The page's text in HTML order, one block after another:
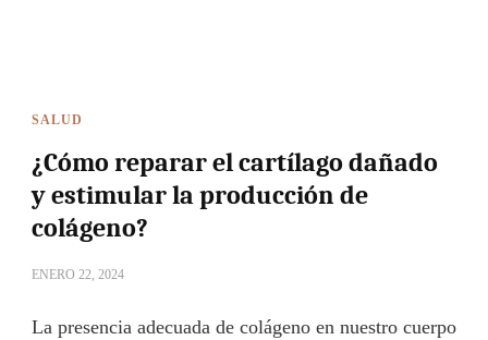
SALUD
¿Cómo reparar el cartílago dañado
y estimular la producción de
colágeno?
ENERO 22, 2024
La presencia adecuada de colágeno en nuestro cuerpo